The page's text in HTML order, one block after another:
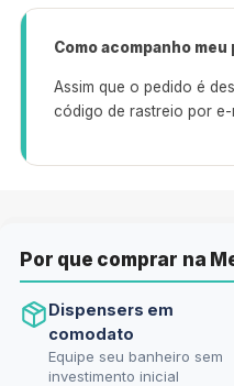
Como acompanho meu
Assim que o pedido é
código de rastreio por e-
Por que comprar na
Dispensers em
comodato
Equipe seu banheiro sem
investimento inicial